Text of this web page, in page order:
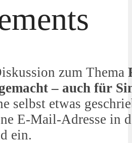
zum Thema
– auch für
selbst etwas
E-Mail-Adresse in
ein.